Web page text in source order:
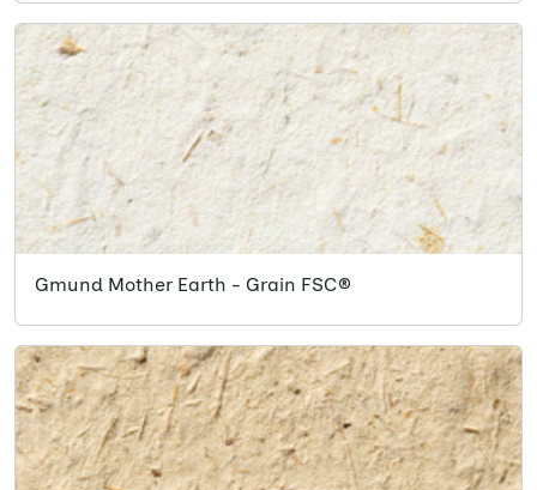
Gmund Mother Earth - Grain FSC®